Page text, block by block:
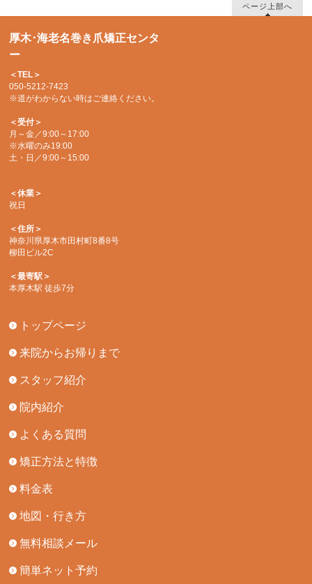
ページ上部へ
厚木･海老名巻き爪矯正センタ
ー
＜TEL＞
050-5212-7423
※道がわからない時はご連絡ください。
＜受付＞
月～金／9:00～17:00
※水曜のみ19:00
土・日／9:00～15:00
＜休業＞
祝日
＜住所＞
神奈川県厚木市田村町8番8号
柳田ビル2C
＜最寄駅＞
本厚木駅 徒歩7分
トップページ
来院からお帰りまで
スタッフ紹介
院内紹介
よくある質問
矯正方法と特徴
料金表
地図・行き方
無料相談メール
簡単ネット予約